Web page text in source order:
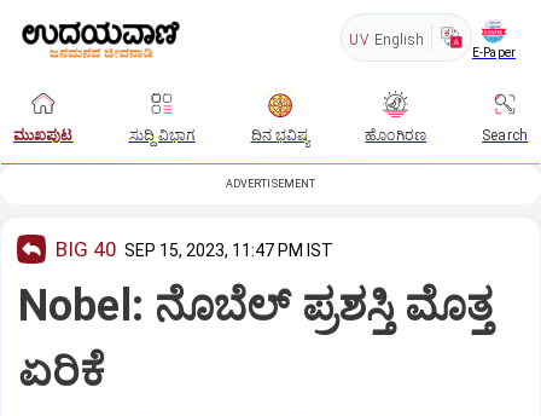
UV English
E-Paper
ಮುಖಪುಟ ಸುದ್ದಿ ವಿಭಾಗ ದಿನ ಭವಿಷ್ಯ ಹೊಂಗಿರಣ Search
ADVERTISEMENT
BIG 40 SEP 15, 2023, 11:47 PM IST
Nobel: ನೊಬೆಲ್‌ ಪ್ರಶಸ್ತಿ ಮೊತ್ತ
ಏರಿಕೆ